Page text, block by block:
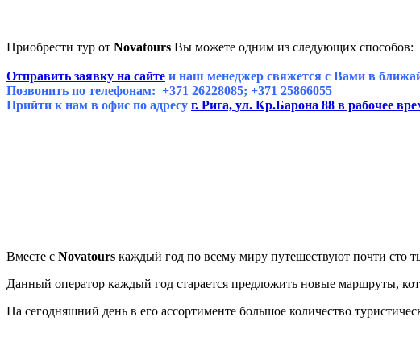
Приобрести тур от Novatours Вы можете одним из следующих способов:
Отправить заявку на сайте и наш менеджер свяжется с Вами в
Позвонить по телефонам: +371 26228085; +371 25866055
Прийти к нам в офис по адресу г. Рига, ул. Кр.Барона 88 в рабочее
Вместе с Novatours каждый год по всему миру путешествуют почти сто
Данный оператор каждый год старается предложить новые маршруты,
На сегодняшний день в его ассортименте большое количество